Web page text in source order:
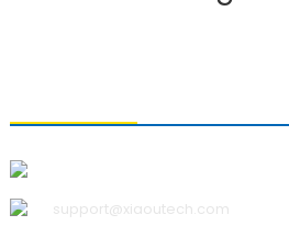
support@xiaoutech.com